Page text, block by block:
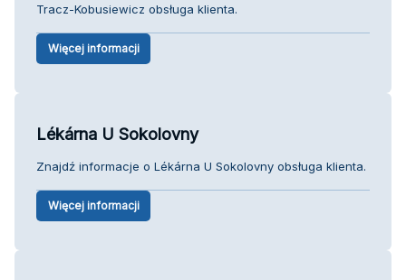
Tracz-Kobusiewicz obsługa klienta.
Więcej informacji
Lékárna U Sokolovny
Znajdź informacje o Lékárna U Sokolovny obsługa klienta.
Więcej informacji